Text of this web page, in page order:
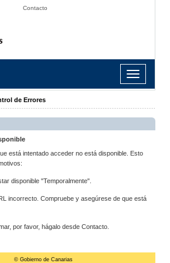
Contacto
Toggle
navigation
de Errores
está intentado acceder no está disponible. Esto
disponible "Temporalmente".
incorrecto. Compruebe y asegúrese de que está
por favor, hágalo desde Contacto.
© Gobierno de Canarias